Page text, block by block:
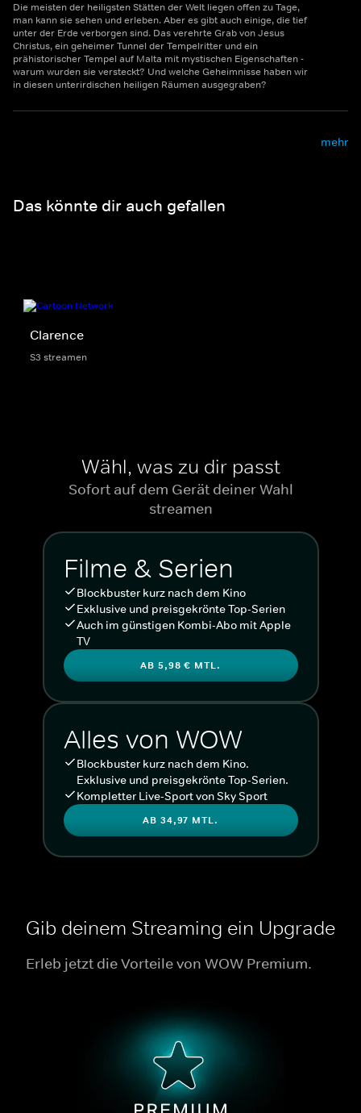
Die meisten der heiligsten Stätten der Welt liegen offen zu Tage,
man kann sie sehen und erleben. Aber es gibt auch einige, die tief
unter der Erde verborgen sind. Das verehrte Grab von Jesus
Christus, ein geheimer Tunnel der Tempelritter und ein
prähistorischer Tempel auf Malta mit mystischen Eigenschaften -
warum wurden sie versteckt? Und welche Geheimnisse haben wir
in diesen unterirdischen heiligen Räumen ausgegraben?
mehr
Das könnte dir auch gefallen
Clarence
S3 streamen
Wähl, was zu dir passt
Sofort auf dem Gerät deiner Wahl
streamen
Filme & Serien
Blockbuster kurz nach dem Kino
Exklusive und preisgekrönte Top-Serien
Auch im günstigen Kombi-Abo mit Apple
TV
AB 5,98 € MTL.
Alles von WOW
Blockbuster kurz nach dem Kino.
Exklusive und preisgekrönte Top-Serien.
Kompletter Live-Sport von Sky Sport
AB 34,97 MTL.
Gib deinem Streaming ein Upgrade
Erleb jetzt die Vorteile von WOW Premium.